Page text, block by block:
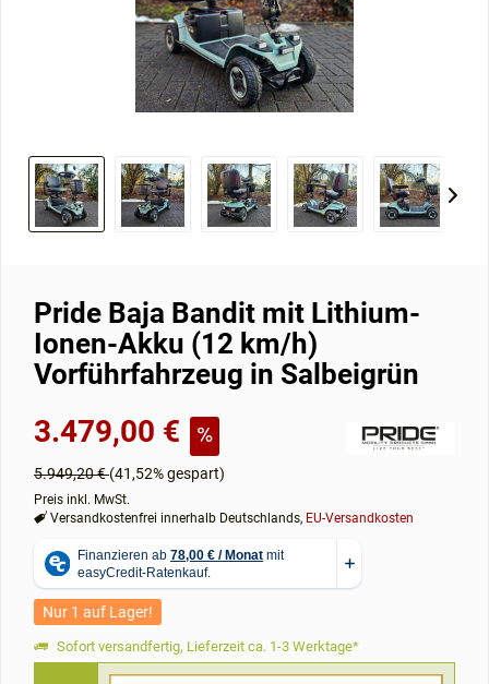
Pride Baja Bandit mit Lithium-
Ionen-Akku (12 km/h)
Vorführfahrzeug in Salbeigrün
3.479,00 €
5.949,20 €(41,52% gespart)
Preis inkl. MwSt.
Versandkostenfrei innerhalb Deutschlands, EU-Versandkosten
Nur 1 auf Lager!
Sofort versandfertig, Lieferzeit ca. 1-3 Werktage*